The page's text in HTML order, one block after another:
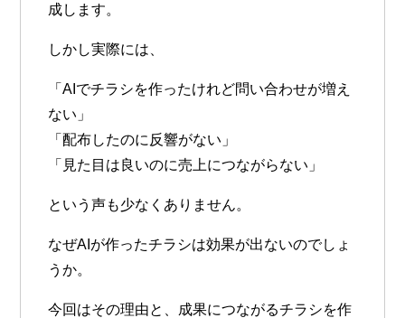
成します。
しかし実際には、
「AIでチラシを作ったけれど問い合わせが増え
ない」
「配布したのに反響がない」
「見た目は良いのに売上につながらない」
という声も少なくありません。
なぜAIが作ったチラシは効果が出ないのでしょ
うか。
今回はその理由と、成果につながるチラシを作